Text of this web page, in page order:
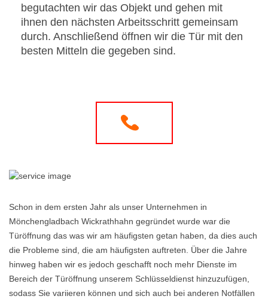
begutachten wir das Objekt und gehen mit
ihnen den nächsten Arbeitsschritt gemeinsam
durch. Anschließend öffnen wir die Tür mit den
besten Mitteln die gegeben sind.
Schon in dem ersten Jahr als unser Unternehmen in
Mönchengladbach Wickrathhahn gegründet wurde war die
Türöffnung das was wir am häufigsten getan haben, da dies auch
die Probleme sind, die am häufigsten auftreten. Über die Jahre
hinweg haben wir es jedoch geschafft noch mehr Dienste im
Bereich der Türöffnung unserem Schlüsseldienst hinzuzufügen,
sodass Sie variieren können und sich auch bei anderen Notfällen